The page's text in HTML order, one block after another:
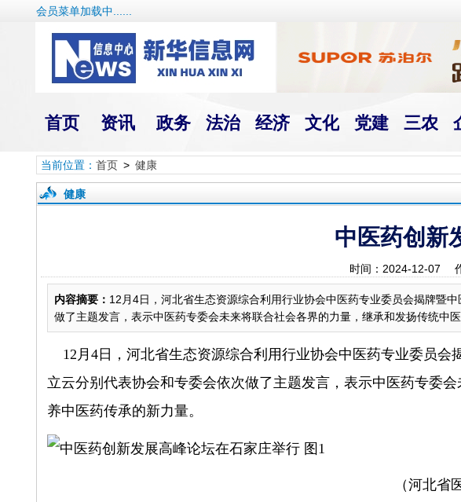
会员菜单加载中......
首页 资讯 政务 法治 经济 文化 党建 三农
当前位置： 首页> 健康
健康
中医药创新
时间：2024-12-07
内容摘要： 12月4日，河北省生态资源综合利用行业协会中医药专业委员会揭牌暨
做了主题发言，表示中医药专委会未来将联合社会各界的力量，继承和发扬传统中
12月4日，河北省生态资源综合利用行业协会中医药专业委员会
立云分别代表协会和专委会依次做了主题发言，表示中医药专委
养中医药传承的新力量。
（河北省